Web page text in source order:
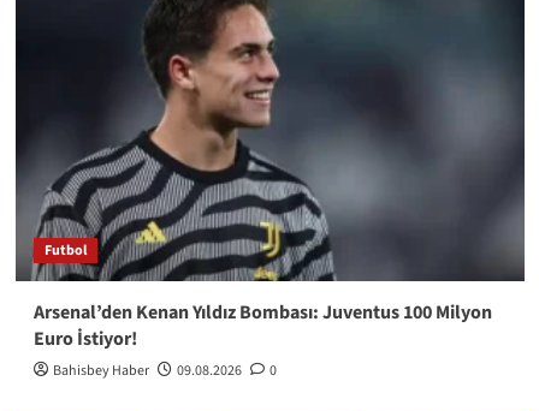
Futbol
Arsenal’den Kenan Yıldız Bombası: Juventus 100 Milyon
Euro İstiyor!
Bahisbey Haber 09.08.2026 0